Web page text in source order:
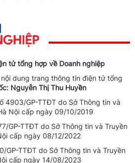
tử tổng hợp về Doanh nghiệp
dung trang thông tin điện tử tổng
Nguyễn Thị Thu Huyền
4903/GP-TTĐT do Sở Thông tin và
Nội cấp ngày 09/10/2019
GP-TTĐT do Sở Thông tin và Truyền
cấp ngày 08/12/2022
GP-TTĐT do Sở Thông tin và Truyền
cấp ngày 14/08/2023